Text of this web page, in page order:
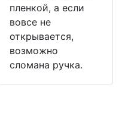
пленкой, а если
вовсе не
открывается,
возможно
сломана ручка.